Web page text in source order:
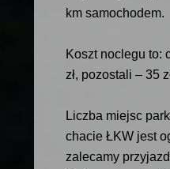
km samochodem.
Koszt noclegu to:
zł, pozostali – 35
Liczba miejsc
chacie ŁKW jest
zalecamy